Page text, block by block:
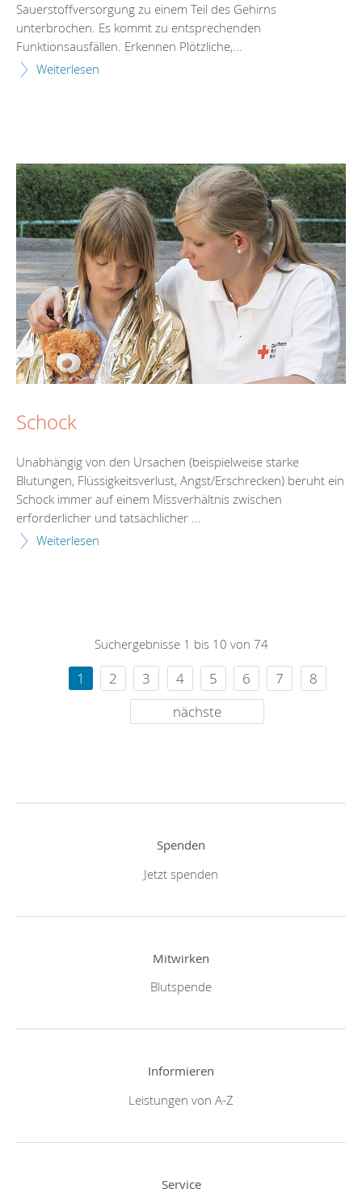
Sauerstoffversorgung zu einem Teil des Gehirns
unterbrochen. Es kommt zu entsprechenden
Funktionsausfällen. Erkennen Plötzliche,...
Weiterlesen
Schock
Unabhängig von den Ursachen (beispielweise starke
Blutungen, Flüssigkeitsverlust, Angst/Erschrecken) beruht ein
Schock immer auf einem Missverhältnis zwischen
erforderlicher und tatsächlicher ...
Weiterlesen
Suchergebnisse 1 bis 10 von 74
1 2 3 4 5 6 7
8
nächste
Spenden
Jetzt spenden
Mitwirken
Blutspende
Informieren
Leistungen von A-Z
Service